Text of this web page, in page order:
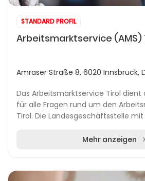
STANDARD PROFIL
Arbeitsmarktservice (AMS)
Amraser Straße 8, 6020 Innsbruck,
Das Arbeitsmarktservice Tirol dient
für alle Fragen rund um den
Tirol. Die Landesgeschäftsstelle
Mehr anzeigen